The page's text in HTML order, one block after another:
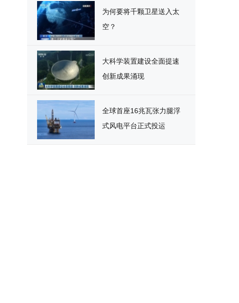
为何要将千颗卫星送入太
空？
大科学装置建设全面提速
创新成果涌现
全球首座16兆瓦张力腿浮
式风电平台正式投运